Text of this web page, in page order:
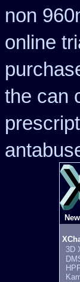
non
online
the can
3D